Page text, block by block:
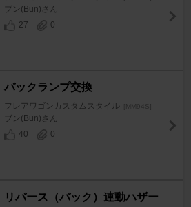
ブン(Bun)さん
27
0
バックランプ交換
フレアワゴンカスタムスタイル [MM94S]
ブン(Bun)さん
40
0
リバース（バック）連動ハザー